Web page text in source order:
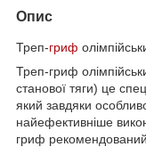
Опис
Треп-гриф
Треп-гриф
станової тяги) це
який завдяки
найефективніше
гриф